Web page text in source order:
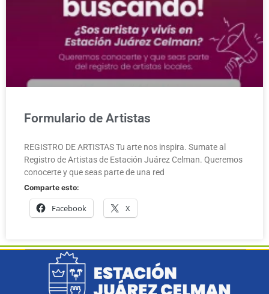
Formulario de Artistas
REGISTRO DE ARTISTAS Tu arte nos inspira. Sumate al
Registro de Artistas de Estación Juárez Celman. Queremos
conocerte y que seas parte de una red
Comparte esto:
Facebook X